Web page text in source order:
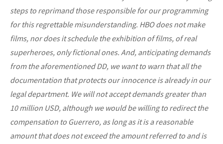
steps to reprimand those responsible for our programming
for this regrettable misunderstanding. HBO does not make
films, nor does it schedule the exhibition of films, of real
superheroes, only fictional ones. And, anticipating demands
from the aforementioned DD, we want to warn that all the
documentation that protects our innocence is already in our
legal department. We will not accept demands greater than
10 million USD, although we would be willing to redirect the
compensation to Guerrero, as long as it is a reasonable
amount that does not exceed the amount referred to and is